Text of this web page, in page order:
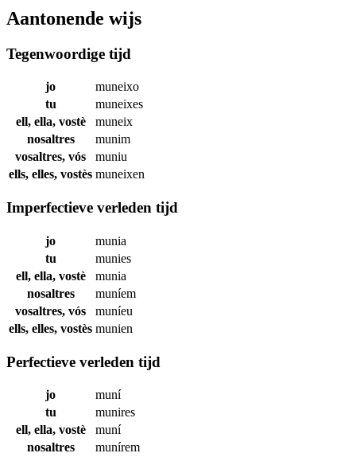
Aantonende wijs
Tegenwoordige tijd
jo
muneixo
tu
muneixes
ell, ella, vostè
muneix
nosaltres
munim
vosaltres, vós
muniu
ells, elles, vostès muneixen
Imperfectieve verleden tijd
jo
munia
tu
munies
ell, ella, vostè
munia
nosaltres
muníem
vosaltres, vós
muníeu
ells, elles, vostès munien
Perfectieve verleden tijd
jo
muní
tu
munires
ell, ella, vostè
muní
nosaltres
munírem